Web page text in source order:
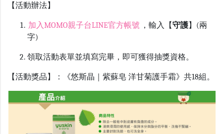
【活動辦法】
加入MOMO親子台LINE官方帳號 ，輸入【守護】(兩
字)
領取活動表單並填寫完畢，即可獲得抽獎資格。
【活動獎品】：《悠斯晶｜紫蘇皂 洋甘菊護手霜》共18組。